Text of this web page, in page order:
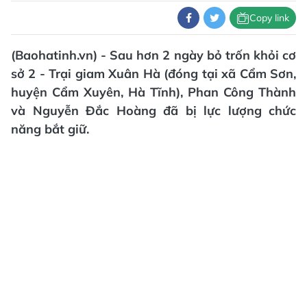
Copy link
(Baohatinh.vn) - Sau hơn 2 ngày bỏ trốn khỏi cơ
sở 2 - Trại giam Xuân Hà (đóng tại xã Cẩm Sơn,
huyện Cẩm Xuyên, Hà Tĩnh), Phan Công Thành
và Nguyễn Đắc Hoàng đã bị lực lượng chức
năng bắt giữ.